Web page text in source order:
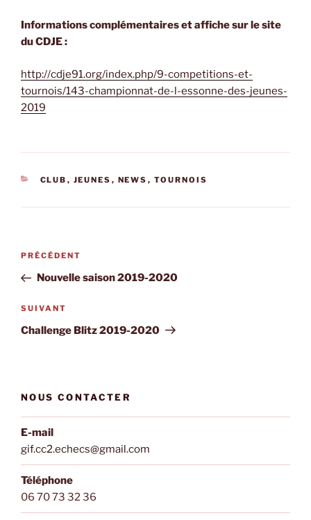
Informations complémentaires et affiche sur le site
du CDJE :
http://cdje91.org/index.php/9-competitions-et-
tournois/143-championnat-de-l-essonne-des-jeunes-
2019
CATÉGORIES
CLUB , JEUNES , NEWS , TOURNOIS
Navigation
l’article
Article
précédent
PRÉCÉDENT
Nouvelle saison 2019-2020
Article
suivant
SUIVANT
Challenge Blitz 2019-2020
NOUS CONTACTER
E-mail
gif.cc2.echecs@gmail.com
Téléphone
06 70 73 32 36